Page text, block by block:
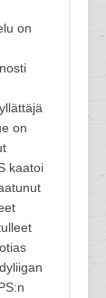
on
on
kaatoi